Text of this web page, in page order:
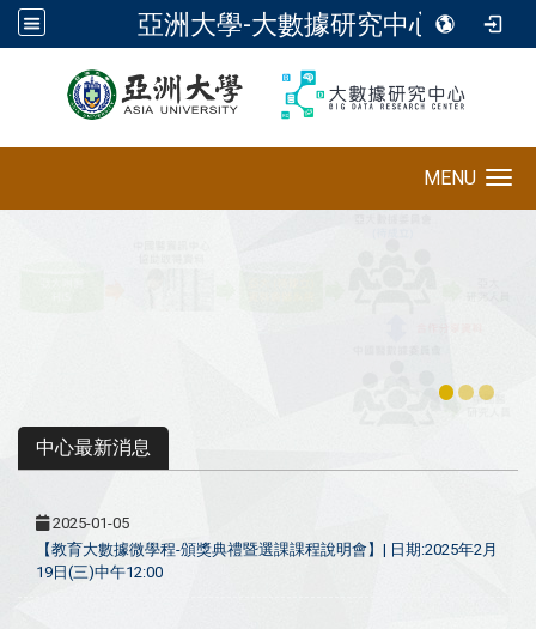
亞洲大學-大數據研究中心
MENU
中心最新消息
2025-01-05
【教育大數據微學程-頒獎典禮暨選課課程說明會】| 日期:2025年2月
19日(三)中午12:00